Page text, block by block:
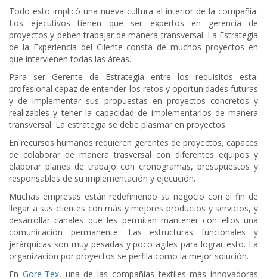
Todo esto implicó una nueva cultura al interior de la compañía.
Los ejecutivos tienen que ser expertos en gerencia de
proyectos y deben trabajar de manera transversal. La Estrategia
de la Experiencia del Cliente consta de muchos proyectos en
que intervienen todas las áreas.
Para ser Gerente de Estrategia entre los requisitos esta:
profesional capaz de entender los retos y oportunidades futuras
y de implementar sus propuestas en proyectos concretos y
realizables y tener la capacidad de implementarlos de manera
transversal. La estrategia se debe plasmar en proyectos.
En recursos humanos requieren gerentes de proyectos, capaces
de colaborar de manera trasversal con diferentes equipos y
elaborar planes de trabajo con cronogramas, presupuestos y
responsables de su implementación y ejecución.
Muchas empresas están redefiniendo su negocio con el fin de
llegar a sus clientes con más y mejores productos y servicios, y
desarrollar canales que les permitan mantener con ellos una
comunicación permanente. Las estructuras funcionales y
jerárquicas son muy pesadas y poco agiles para lograr esto. La
organización por proyectos se perfila como la mejor solución.
En Gore-Tex, una de las compañías textiles más innovadoras